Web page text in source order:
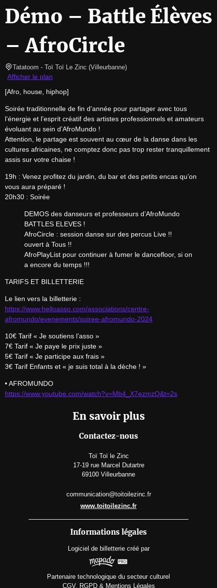
Démo – Battle Élèves
– AfroCircle
Tatatoom - Toï Toï Le Zinc (Villeurbanne)
Afficher le plan
[Afro, house, hiphop]
Soirée traditionnelle de fin d’année pour partager avec tous
l’énergie et l’esprit créatif des artistes professionnels et amateurs
évoluant au sein d’AfroMundo !
Attention, le partage est souvent au cœur de la danse dans les
cultures africaines, ne comptez donc pas trop rester tranquillement
assis sur votre chaise !
19h : Venez profitez du jardin, du bar et des petits encas qu’on
vous aura préparé !
20h30 : Soirée
DEMOS des danseurs et professeurs d’AfroMundo
BATTLES ELEVES !
AfroCircle : session danse sur des percus Live !!
ouvert à Tous !!
AfroPlayList pour continuer à fumer le dancefloor, si on
a encore du temps !!!
TARIFS ET BILLETTERIE
https://www.helloasso.com/associations/centre-
afromundo/evenements/soiree-afromundo-2024
10€ Tarif « Je soutiens l’asso »
7€ Tarif « Je paye le prix juste »
5€ Tarif « Je participe aux frais »
3€ Tarif Enfants et « je suis total à la dèche ! »
https://www.youtube.com/watch?v=Mb4_X7ezmzQ&t=2s
En savoir plus
Contactez-nous
Toï Toï le Zinc
17-19 rue Marcel Dutartre
69100 Villeurbanne
communication@toitoilezinc.fr
www.toitoilezinc.fr
Informations légales
Logiciel de billetterie créé par
Partenaire technologique du secteur culturel
CGV, RGPD & Mentions Légales